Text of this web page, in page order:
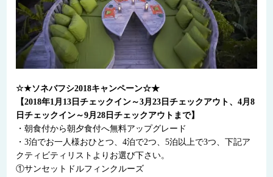
☆★ソネバフシ2018キャンペーン☆★
【2018年1月13日チェックイン～3月23日チェックアウト、4月8
日チェックイン～9月28日チェックアウトまで】
・朝食付から朝夕食付へ無料アップグレード
・3泊でお一人様おひとつ、4泊で2つ、5泊以上で3つ、下記ア
クティビティリストよりお選び下さい。
①サンセットドルフィンクルーズ